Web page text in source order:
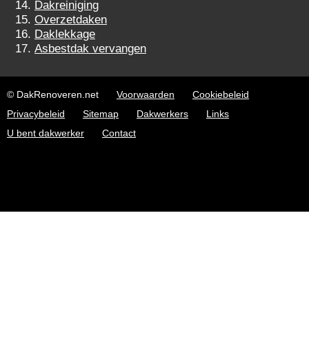
Dakreiniging
Overzetdaken
Daklekkage
Asbestdak vervangen
© DakRenoveren.net Voorwaarden
Cookiebeleid
Privacybeleid
Sitemap Dakwerkers
Links
U bent dakwerker
Contact